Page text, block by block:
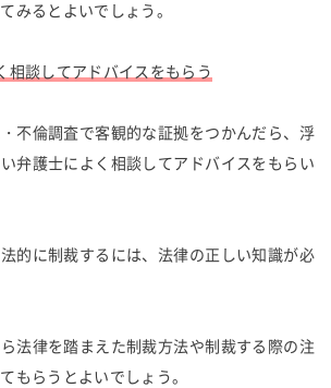
みるとよいでしょう。
相談してアドバイスをもらう
不倫調査で客観的な証拠をつかんだら、浮
弁護士によく相談してアドバイスをもらい
的に制裁するには、法律の正しい知識が必
法律を踏まえた制裁方法や制裁する際の注
もらうとよいでしょう。